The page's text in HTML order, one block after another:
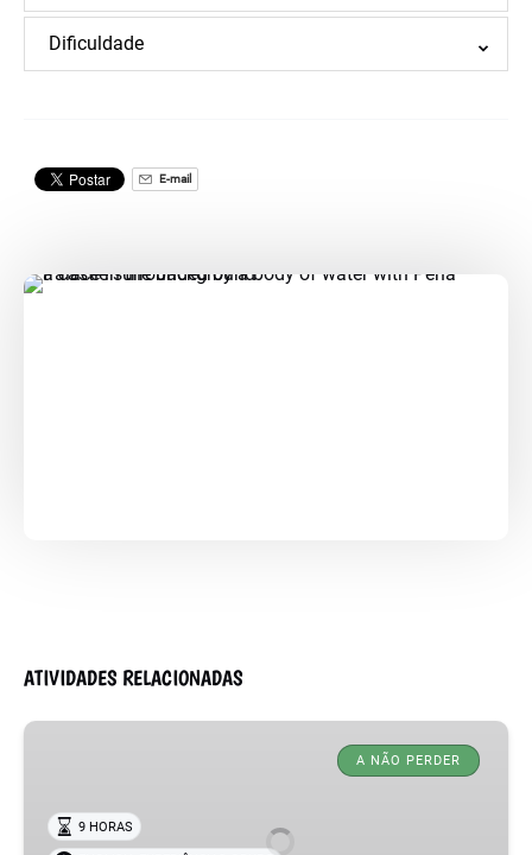
Dificuldade
E-mail
ATIVIDADES RELACIONADAS
TOUR
COM
BILHETES
A NÃO PERDER
9 HORAS